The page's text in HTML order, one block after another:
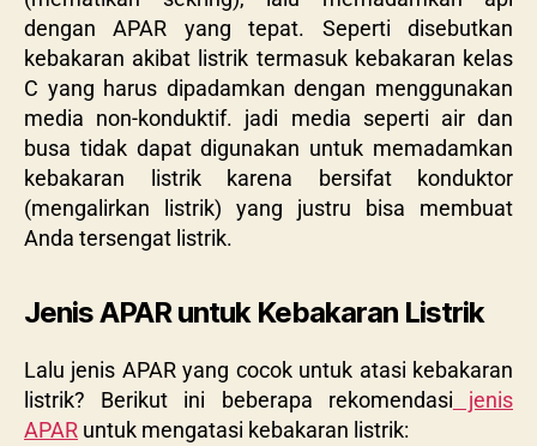
dengan APAR yang tepat. Seperti disebutkan
kebakaran akibat listrik termasuk kebakaran kelas
C yang harus dipadamkan dengan menggunakan
media non-konduktif. jadi media seperti air dan
busa tidak dapat digunakan untuk memadamkan
kebakaran listrik karena bersifat konduktor
(mengalirkan listrik) yang justru bisa membuat
Anda tersengat listrik.
Jenis APAR untuk Kebakaran Listrik
Lalu jenis APAR yang cocok untuk atasi kebakaran
listrik? Berikut ini beberapa rekomendasi jenis
APAR untuk mengatasi kebakaran listrik: